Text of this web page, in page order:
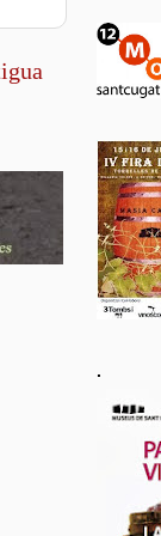
.